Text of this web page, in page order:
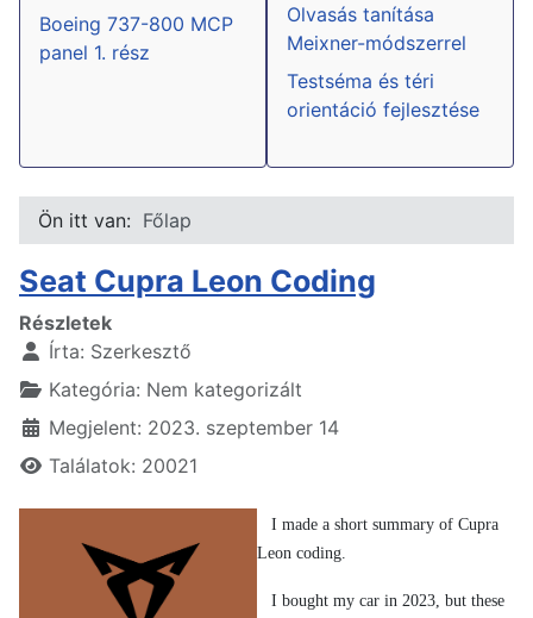
Boeing 737-800 MCP
panel 1. rész
Olvasás tanítása
Meixner-módszerrel
Testséma és téri
orientáció fejlesztése
Ön itt van: Főlap
Seat Cupra Leon Coding
Részletek
Írta: Szerkesztő
Kategória: Nem kategorizált
Megjelent: 2023. szeptember 14
Találatok: 20021
I made a short summary of Cupra
Leon coding.
I bought my car in 2023, but these